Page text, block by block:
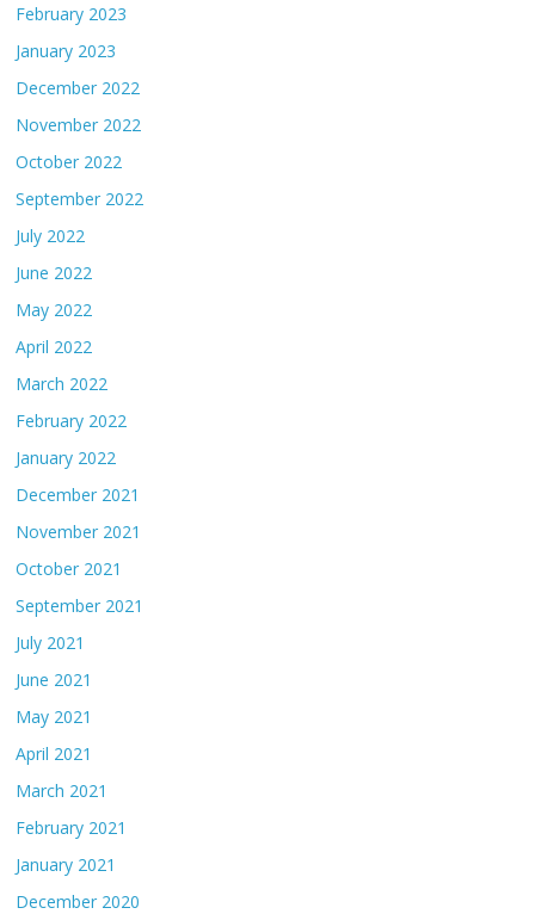
February 2023
January 2023
December 2022
November 2022
October 2022
September 2022
July 2022
June 2022
May 2022
April 2022
March 2022
February 2022
January 2022
December 2021
November 2021
October 2021
September 2021
July 2021
June 2021
May 2021
April 2021
March 2021
February 2021
January 2021
December 2020